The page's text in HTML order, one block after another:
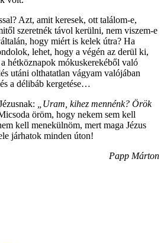
Azt, amit keresek, ott találom-e,
szeretnék távol kerülni, nem viszem-e
hogy miért is kelek útra? Ha
lehet, hogy a végén az derül ki,
hétköznapok mókuskerekéből való
utáni olthatatlan vágyam valójában
a délibáb kergetése…
„Uram, kihez mennénk? Örök
öröm, hogy nekem sem kell
kell menekülnöm, mert maga Jézus
járhatok minden úton!
Papp Márton